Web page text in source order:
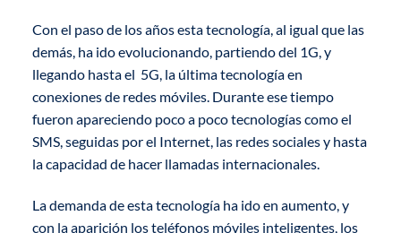
Con el paso de los años esta tecnología, al igual que las
demás, ha ido evolucionando, partiendo del 1G, y
llegando hasta el 5G, la última tecnología en
conexiones de redes móviles. Durante ese tiempo
fueron apareciendo poco a poco tecnologías como el
SMS, seguidas por el Internet, las redes sociales y hasta
la capacidad de hacer llamadas internacionales.
La demanda de esta tecnología ha ido en aumento, y
con la aparición los teléfonos móviles inteligentes, los